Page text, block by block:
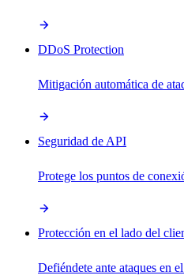
DDoS Protection
Mitigación automática de
Seguridad de API
Protege los puntos de
Protección en el lado del
Defiéndete ante ataques en